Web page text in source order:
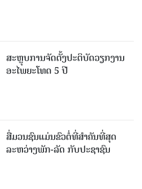
ສະຫຼຸບການຈັດຕັ້ງປະຕິບັດວຽກງານ
ອະໄພຍະໂທດ 5 ປີ
ສື່ມວນຊົນແມ່ນຂົວຕໍ່ທີ່ສໍາຄັນທີ່ສຸດ
ລະຫວ່າງພັກ-ລັດ ກັບປະຊາຊົນ